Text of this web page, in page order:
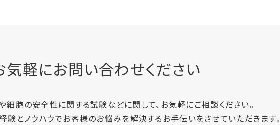
気軽にお問い合わせください
胞の安全性に関する試験などに関して、お気軽にご相談ください。
験とノウハウでお客様のお悩みを解決するお手伝いをさせていただきます。